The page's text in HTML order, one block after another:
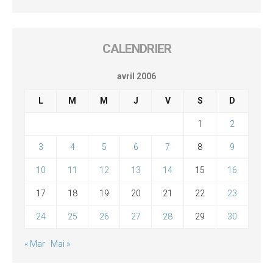
CALENDRIER
avril 2006
L M M J V S D
1 2
3 4 5 6 7 8 9
10 11 12 13 14 15 16
17 18 19 20 21 22 23
24 25 26 27 28 29 30
« Mar Mai »